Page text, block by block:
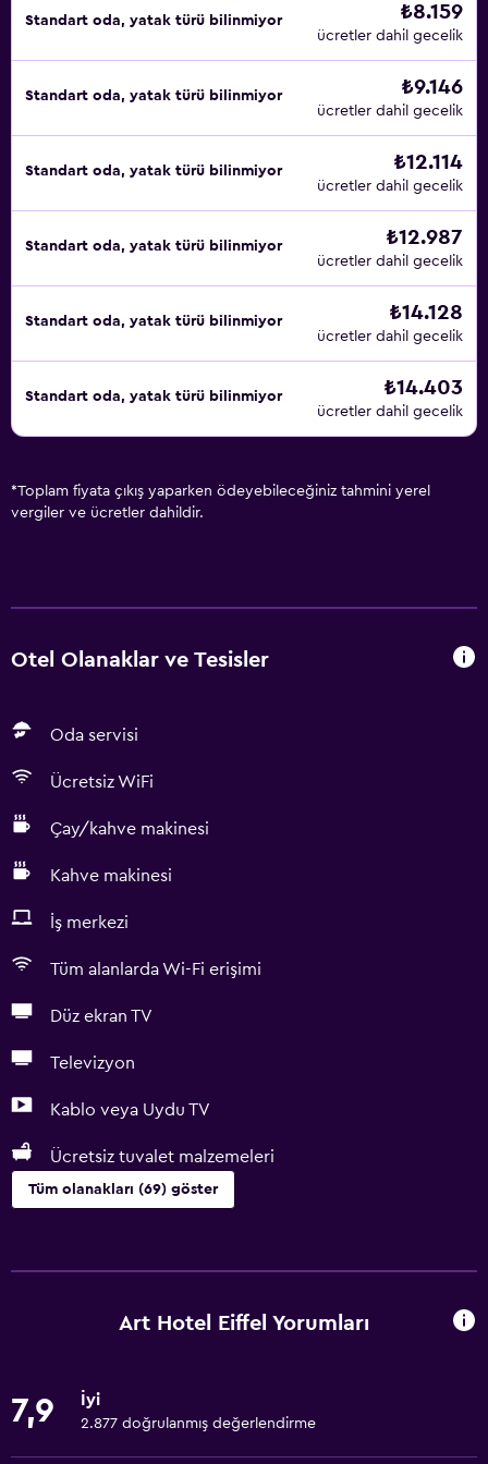
Standart oda, yatak türü bilinmiyor ₺8.159
ücretler dahil gecelik
Standart oda, yatak türü bilinmiyor ₺9.146
ücretler dahil gecelik
Standart oda, yatak türü bilinmiyor ₺12.114
ücretler dahil gecelik
Standart oda, yatak türü bilinmiyor ₺12.987
ücretler dahil gecelik
Standart oda, yatak türü bilinmiyor ₺14.128
ücretler dahil gecelik
Standart oda, yatak türü bilinmiyor ₺14.403
ücretler dahil gecelik
*Toplam fiyata çıkış yaparken ödeyebileceğiniz tahmini yerel
vergiler ve ücretler dahildir.
Otel Olanaklar ve Tesisler
Oda servisi
Ücretsiz WiFi
Çay/kahve makinesi
Kahve makinesi
İş merkezi
Tüm alanlarda Wi-Fi erişimi
Düz ekran TV
Televizyon
Kablo veya Uydu TV
Ücretsiz tuvalet malzemeleri
Tüm olanakları (69) göster
Ücretsiz WiFi
Havlu
Art Hotel Eiffel Yorumları
7,9 İyi
2.877 doğrulanmış değerlendirme